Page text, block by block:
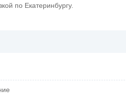
по Екатеринбургу.